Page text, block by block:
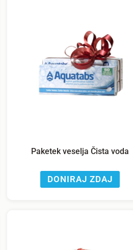
Paketek veselja Čista voda
DONIRAJ ZDAJ